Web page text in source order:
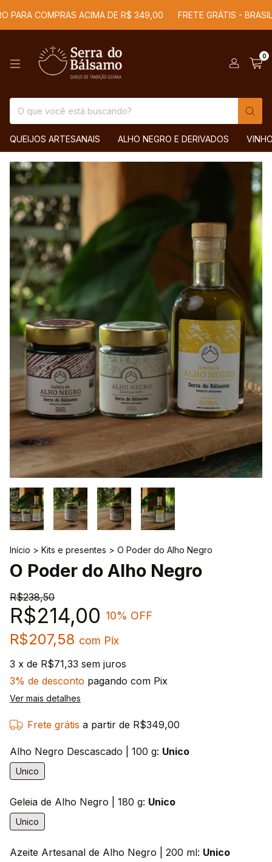
COMPRAS ACIMA DE R$ 349,00 FRETE GRÁTIS - BRASIL
0
QUEIJOS ARTESANAIS ALHO NEGRO E DERIVADOS
4
Início > Kits e presentes > O Poder do Alho Negro
O Poder do Alho Negro
R$238,50
R$214,00 10% OFF
R$207,58 com Pix
3 x de R$71,33 sem juros
3% de desconto pagando com Pix
Ver mais detalhes
Frete grátis a partir de R$349,00
Alho Negro Descascado | 100 g: Unico
Unico
Geleia de Alho Negro | 180 g: Unico
Unico
Azeite Artesanal de Alho Negro | 200 ml: Unico